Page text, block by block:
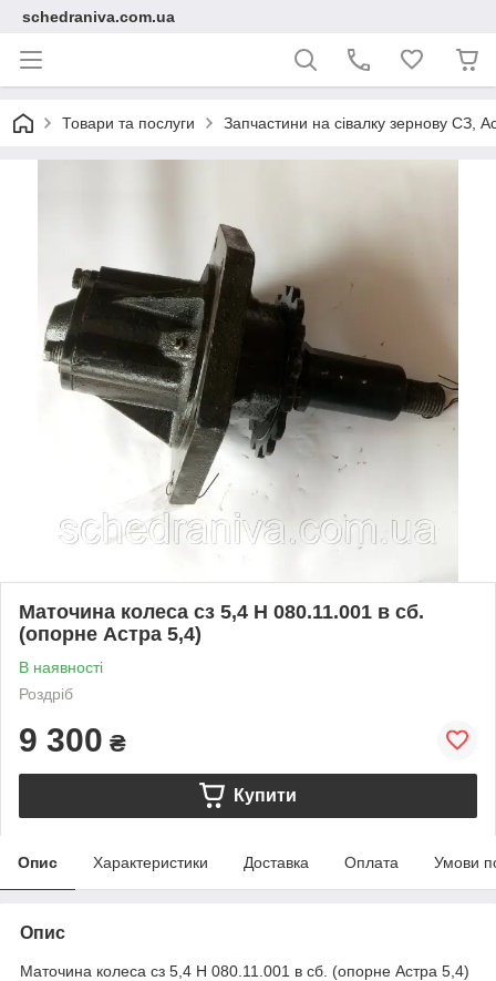
schedraniva.com.ua
Товари та послуги Запчастини на сівалку зернову СЗ,
Маточина колеса сз 5,4 Н 080.11.001 в сб.
(опорне Астра 5,4)
В наявності
Роздріб
9 300 ₴
Купити
Опис Характеристики Доставка Оплата Умови
Опис
Маточина колеса сз 5,4 Н 080.11.001 в сб. (опорне Астра 5,4)